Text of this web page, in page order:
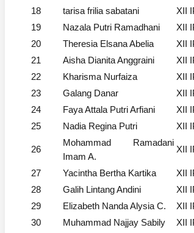
18 tarisa frilia sabatani XII
19
Nazala Putri Ramadhani XII
20
Theresia Elsana Abelia XII
21
Aisha Dianita Anggraini XII
22
Kharisma Nurfaiza XII
23
Galang Danar XII
24
Faya Attala Putri Arfiani XII
25
Nadia Regina Putri XII
26
Mohammad Ramadani
Imam A.
XII
27 Yacintha Bertha Kartika XII
28
Galih Lintang Andini XII
29
Elizabeth Nanda Alysia C. XII
30
Muhammad Najjay Sabily XII